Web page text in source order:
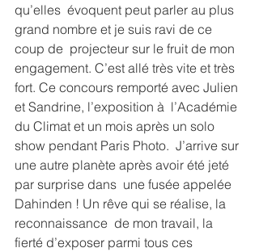
qu’elles  évoquent peut parler au plus
grand nombre et je suis ravi de ce
coup de  projecteur sur le fruit de mon
engagement. C’est allé très vite et très
fort. Ce concours remporté avec Julien
et Sandrine, l’exposition à  l’Académie
du Climat et un mois après un solo
show pendant Paris Photo.  J’arrive sur
une autre planète après avoir été jeté
par surprise dans  une fusée appelée
Dahinden ! Un rêve qui se réalise, la
reconnaissance  de mon travail, la
fierté d’exposer parmi tous ces